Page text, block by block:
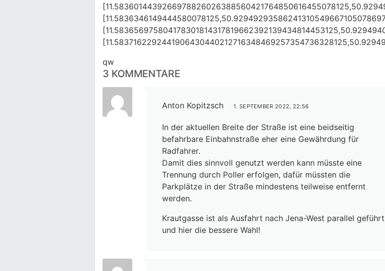
qw
3 KOMMENTARE
Anton Kopitzsch 1. SEPTEMBER 2022, 22:56
In der aktuellen Breite der Straße ist eine beidseitig
befahrbare Einbahnstraße eher eine Gewährdung für
Radfahrer.
Damit dies sinnvoll genutzt werden kann müsste eine
Trennung durch Poller erfolgen, dafür müssten die
Parkplätze in der Straße mindestens teilweise entfernt
werden.
Krautgasse ist als Ausfahrt nach Jena-West parallel geführt
und hier die bessere Wahl!